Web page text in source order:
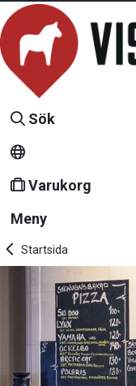
Sök
Varukorg
Meny
Startsida